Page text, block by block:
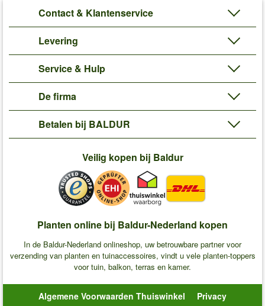
Contact & Klantenservice
Levering
Service & Hulp
De firma
Betalen bij BALDUR
Veilig kopen bij Baldur
Planten online bij Baldur-Nederland kopen
In de Baldur-Nederland onlineshop, uw betrouwbare partner voor
verzending van planten en tuinaccessoires, vindt u vele planten-toppers
voor tuin, balkon, terras en kamer.
Algemene Voorwaarden Thuiswinkel Privacy